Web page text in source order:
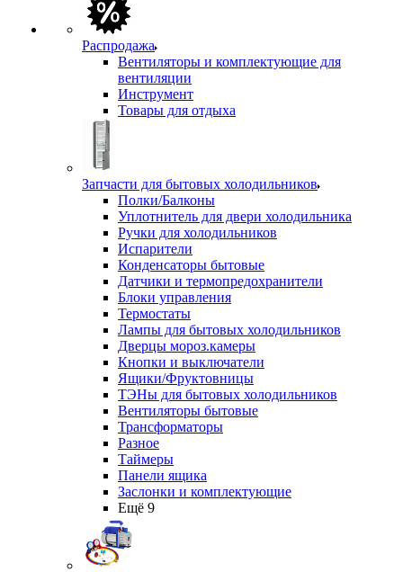
Распродажа
Вентиляторы и комплектующие для
вентиляции
Инструмент
Товары для отдыха
Запчасти для бытовых холодильников
Полки/Балконы
Уплотнитель для двери холодильника
Ручки для холодильников
Испарители
Конденсаторы бытовые
Датчики и термопредохранители
Блоки управления
Термостаты
Лампы для бытовых холодильников
Дверцы мороз.камеры
Кнопки и выключатели
Ящики/Фруктовницы
ТЭНы для бытовых холодильников
Вентиляторы бытовые
Трансформаторы
Разное
Таймеры
Панели ящика
Заслонки и комплектующие
Ещё 9